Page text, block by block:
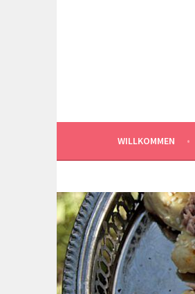
WILLKOMMEN